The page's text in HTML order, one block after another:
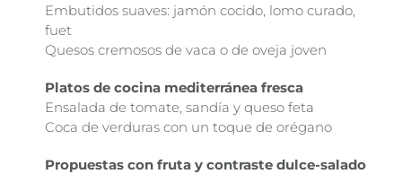
Embutidos suaves: jamón cocido, lomo curado,
fuet
Quesos cremosos de vaca o de oveja joven
Platos de cocina mediterránea fresca
Ensalada de tomate, sandía y queso feta
Coca de verduras con un toque de orégano
Propuestas con fruta y contraste dulce-salado